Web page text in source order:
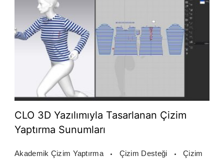
CLO 3D Yazılımıyla Tasarlanan Çizim
Yaptırma Sunumları
Akademik Çizim Yaptırma Çizim Desteği Çizim